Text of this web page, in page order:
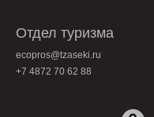
+7 4872 70 62 88
ecopros@tzaseki.ru
Отдел туризма